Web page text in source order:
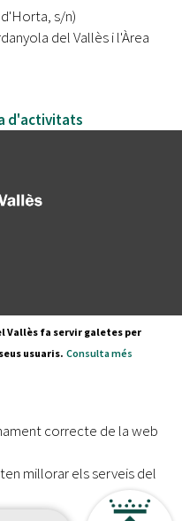
s/n)
del Vallès i l'Àrea
d'activitats
dades
Vallès fa servir galetes per
usuaris. Consulta més
correcte de la web
millorar els serveis del